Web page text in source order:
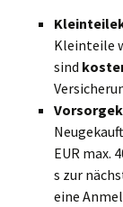
Kleinteile
sind
EUR max.
s zur
eine